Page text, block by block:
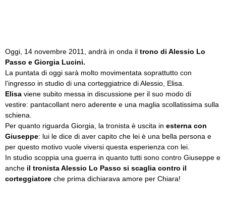
Oggi, 14 novembre 2011, andrà in onda il trono di Alessio Lo
Passo e Giorgia Lucini.
La puntata di oggi sarà molto movimentata soprattutto con
l’ingresso in studio di una corteggiatrice di Alessio, Elisa.
Elisa viene subito messa in discussione per il suo modo di
vestire: pantacollant nero aderente e una maglia scollatissima sulla
schiena.
Per quanto riguarda Giorgia, la tronista è uscita in esterna con
Giuseppe: lui le dice di aver capito che lei è una bella persona e
per questo motivo vuole viversi questa esperienza con lei.
In studio scoppia una guerra in quanto tutti sono contro Giuseppe e
anche il tronista Alessio Lo Passo si scaglia contro il
corteggiatore che prima dichiarava amore per Chiara!